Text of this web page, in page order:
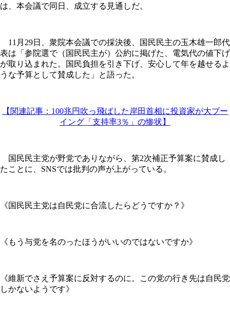
は、本会議で同日、成立する見通しだ。
11月29日、衆院本会議での採決後、国民民主の玉木雄一郎代
表は「参院選で（国民民主が）公約に掲げた、電気代の値下げ
が取り込まれた。国民負担を引き下げ、安心して年を越せるよ
うな予算として賛成した」と語った。
【関連記事：100兆円吹っ飛ばした岸田首相に投資家が大ブー
イング「支持率3％」の惨状】
国民民主党が野党でありながら、第2次補正予算案に賛成し
たことに、SNSでは批判の声が上がっている。
《国民民主党は自民党に合流したらどうですか？》
《もう与党を名のったほうがいいのではないですか》
《維新でさえ予算案に反対するのに。この党の行き先は自民党
しかないようです》